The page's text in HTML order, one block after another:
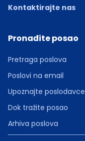
Kontaktirajte nas
Pronađite posao
Pretraga poslova
Poslovi na email
Upoznajte poslodavce
Dok tražite posao
Arhiva poslova